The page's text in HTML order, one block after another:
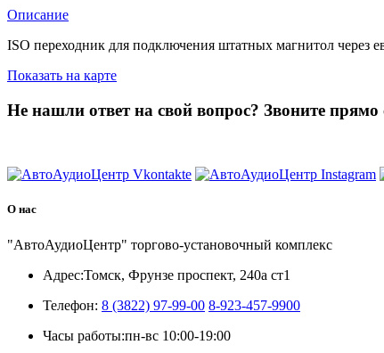
Описание
ISO переходник для подключения штатных магнитол через
Показать на карте
Не нашли ответ на свой вопрос? Звоните прямо
О нас
"АвтоАудиоЦентр" торгово-установочный комплекс
Адрес:Томск, Фрунзе проспект, 240а ст1
Телефон: 8 (3822) 97-99-00 8-923-457-9900
Часы работы:пн-вс 10:00-19:00